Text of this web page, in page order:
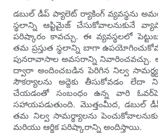
డబుల్ డీప్ ప్యాలెట్ ర్యాకింగ్ వ్యవస్థను
స్థలాన్ని ఆప్టిమైజ్ చేసుకోవాలనుకునే
పరిష్కారం కావచ్చు. ఈ వ్యవస్థలలో
తమ ప్రస్తుత స్థలాన్ని బాగా
పునరావాసాల అవసరాన్ని నివారించవచ్చు.
ద్వారా అందించబడిన పెరిగిన నిల్వ
సౌకర్యాలను అద్దెకు తీసుకోవడం లేదా
చేయడంతో సంబంధం ఉన్న వారి
సహాయపడుతుంది. మొత్తంమీద, డబుల్
తమ నిల్వ సామర్థ్యాలను
మరియు ఆర్థిక పరిష్కారాన్ని అందిస్తాయి.